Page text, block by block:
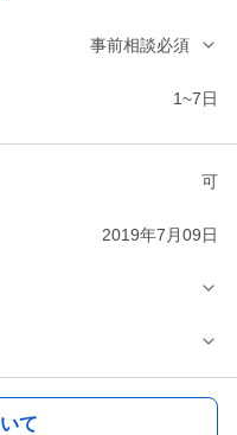
事前相談必須
1~7日
可
2019年7月09日
て